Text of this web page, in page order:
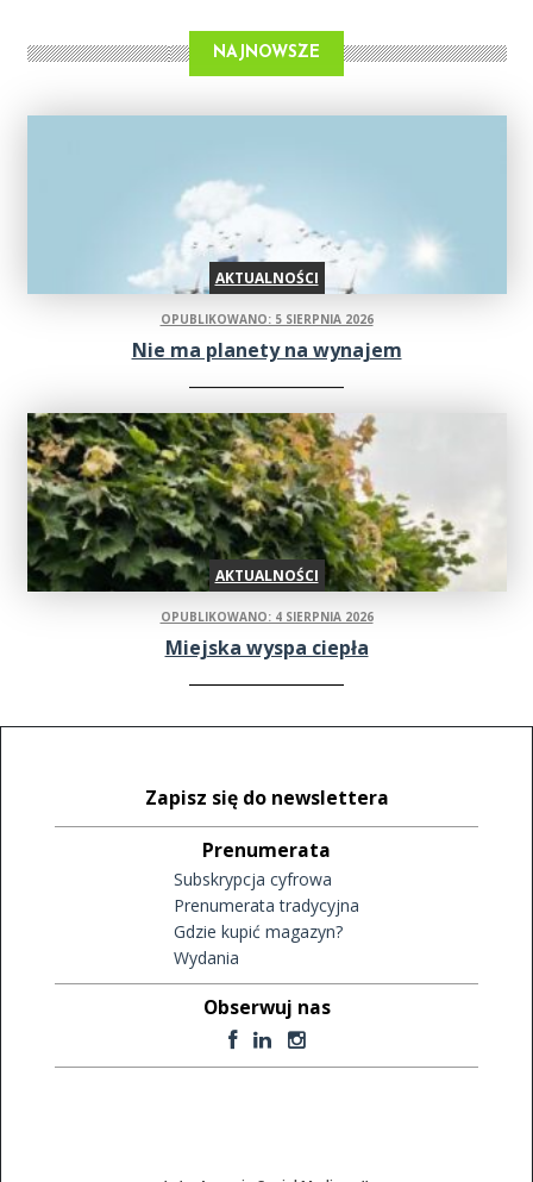
NAJNOWSZE
AKTUALNOŚCI
OPUBLIKOWANO: 5 SIERPNIA 2026
Nie ma planety na wynajem
AKTUALNOŚCI
OPUBLIKOWANO: 4 SIERPNIA 2026
Miejska wyspa ciepła
Zapisz się do newslettera
Prenumerata
Subskrypcja cyfrowa
Prenumerata tradycyjna
Gdzie kupić magazyn?
Wydania
Obserwuj nas